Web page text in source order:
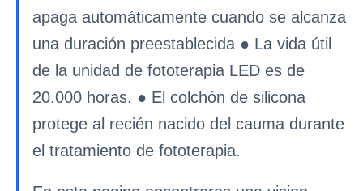
apaga automáticamente cuando se alcanza
una duración preestablecida ● La vida útil
de la unidad de fototerapia LED es de
20.000 horas. ● El colchón de silicona
protege al recién nacido del cauma durante
el tratamiento de fototerapia.